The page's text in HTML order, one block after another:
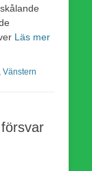
Läs mer
Vänstern